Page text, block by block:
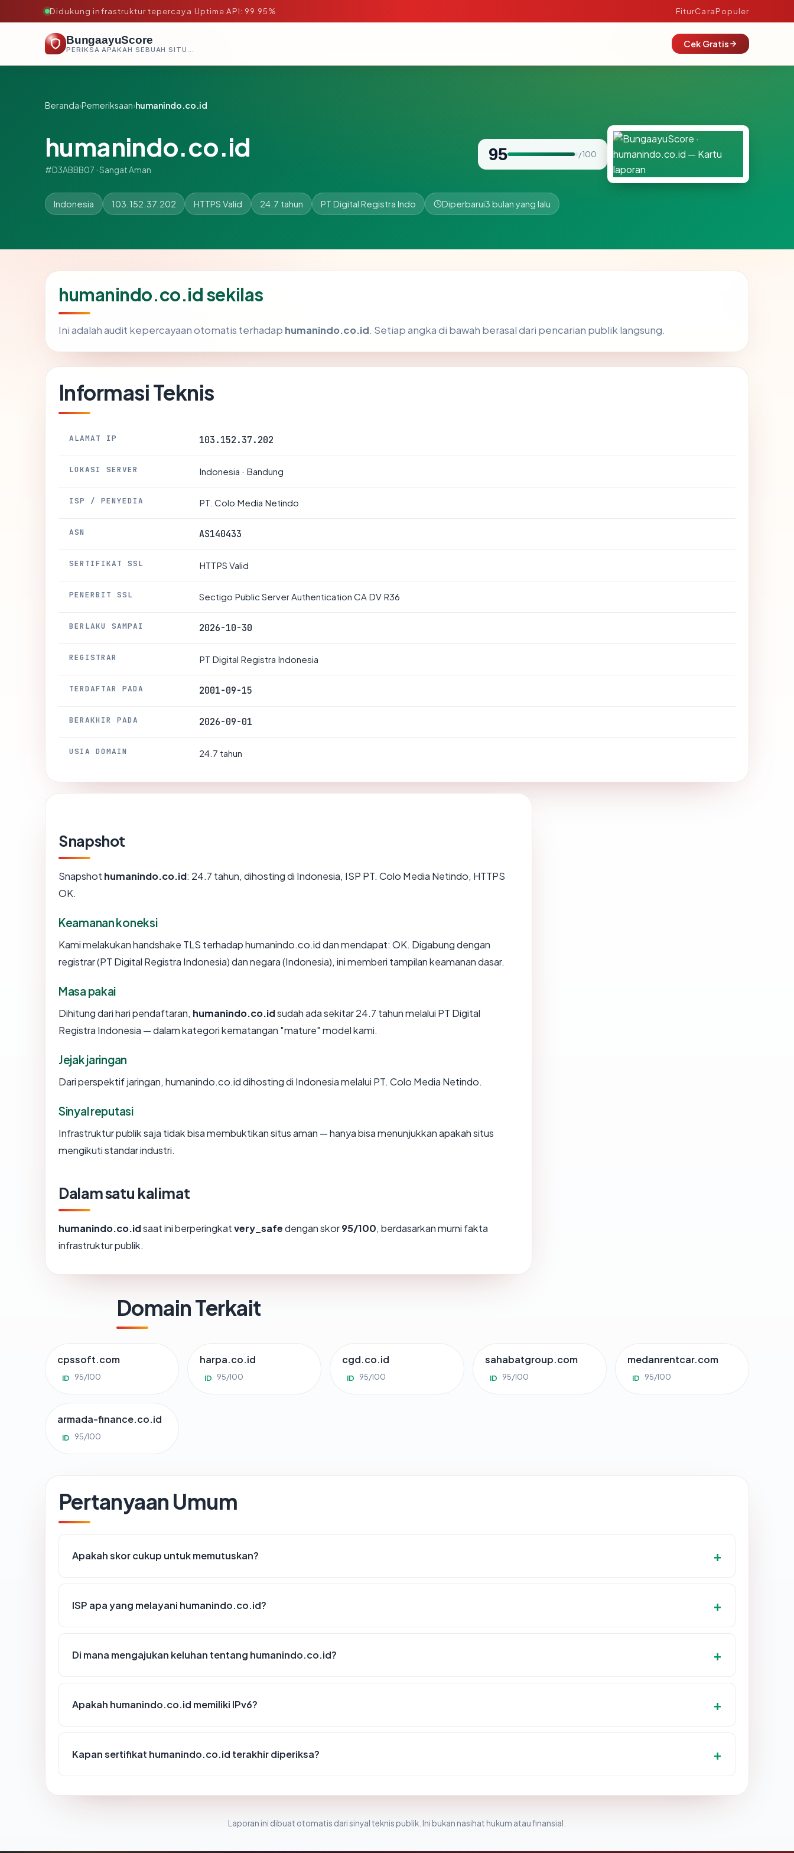
Didukung infrastruktur tepercaya·Uptime API: 99.95% FiturCaraPopuler
BungaayuScore
PERIKSA APAKAH SEBUAH SITUS AMAN, TEPERCAYA, DAN TERVERIFIKASI DALAM HITUNGAN DETIK.
Cek Gratis
Beranda›Pemeriksaan›humanindo.co.id
humanindo.co.id
#D3ABBB07 · Sangat Aman
95 / 100
Indonesia 103.152.37.202 HTTPS Valid 24.7 tahun PT Digital Registra Indo Diperbarui3 bulan yang lalu
humanindo.co.id sekilas
Ini adalah audit kepercayaan otomatis terhadap humanindo.co.id. Setiap angka di bawah berasal dari pencarian publik langsung.
Informasi Teknis
ALAMAT IP 103.152.37.202
LOKASI SERVER Indonesia · Bandung
ISP / PENYEDIA PT. Colo Media Netindo
ASN AS140433
SERTIFIKAT SSL HTTPS Valid
PENERBIT SSL Sectigo Public Server Authentication CA DV R36
BERLAKU SAMPAI 2026-10-30
REGISTRAR PT Digital Registra Indonesia
TERDAFTAR PADA 2001-09-15
BERAKHIR PADA 2026-09-01
USIA DOMAIN 24.7 tahun
Snapshot
Snapshot humanindo.co.id: 24.7 tahun, dihosting di Indonesia, ISP PT. Colo Media Netindo, HTTPS
OK.
Keamanan koneksi
Kami melakukan handshake TLS terhadap humanindo.co.id dan mendapat: OK. Digabung dengan
registrar (PT Digital Registra Indonesia) dan negara (Indonesia), ini memberi tampilan keamanan dasar.
Masa pakai
Dihitung dari hari pendaftaran, humanindo.co.idsudah ada sekitar 24.7 tahun melalui PT Digital
Registra Indonesia — dalam kategori kematangan "mature" model kami.
Jejak jaringan
Dari perspektif jaringan, humanindo.co.id dihosting di Indonesia melalui PT. Colo Media Netindo.
Sinyal reputasi
Infrastruktur publik saja tidak bisa membuktikan situs aman — hanya bisa menunjukkan apakah situs
mengikuti standar industri.
Dalam satu kalimat
humanindo.co.idsaat ini berperingkatvery_safedengan skor95/100, berdasarkan murni fakta
infrastruktur publik.
Domain Terkait
cpssoft.com
ID 95/100
harpa.co.id
ID 95/100
cgd.co.id
ID 95/100
sahabatgroup.com
ID 95/100
medanrentcar.com
ID 95/100
armada-finance.co.id
ID 95/100
Pertanyaan Umum
Apakah skor cukup untuk memutuskan?
ISP apa yang melayani humanindo.co.id?
Di mana mengajukan keluhan tentang humanindo.co.id?
Apakah humanindo.co.id memiliki IPv6?
Kapan sertifikat humanindo.co.id terakhir diperiksa?
Laporan ini dibuat otomatis dari sinyal teknis publik. Ini bukan nasihat hukum atau finansial.